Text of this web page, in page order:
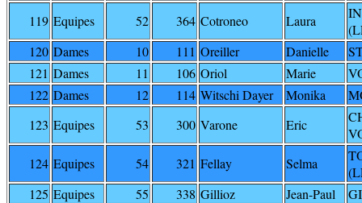
119 Equipes 52 364 Cotroneo Laura
120 Dames 10 111 Oreiller Danielle
121 Dames 11 106 Oriol Marie
122 Dames 12 114 Witschi Dayer Monika
123 Equipes 53 300 Varone Eric
124 Equipes 54 321 Fellay Selma
125 Equipes 55 338 Gillioz Jean-Paul